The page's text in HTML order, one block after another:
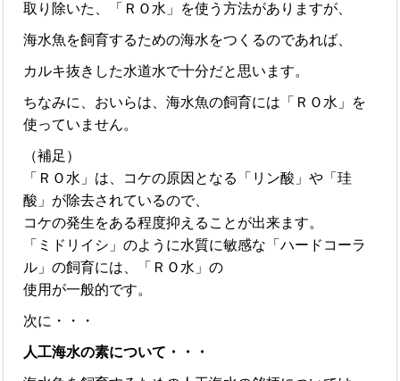
取り除いた、「ＲＯ水」を使う方法がありますが、
海水魚を飼育するための海水をつくるのであれば、
カルキ抜きした水道水で十分だと思います。
ちなみに、おいらは、海水魚の飼育には「ＲＯ水」を
使っていません。
（補足）
「ＲＯ水」は、コケの原因となる「リン酸」や「珪
酸」が除去されているので、
コケの発生をある程度抑えることが出来ます。
「ミドリイシ」のように水質に敏感な「ハードコーラ
ル」の飼育には、「ＲＯ水」の
使用が一般的です。
次に・・・
人工海水の素について・・・